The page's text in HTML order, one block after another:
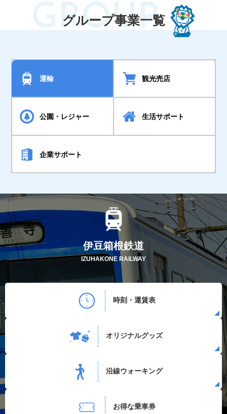
GROUP
グループ事業一覧
運輸 観光売店
公園・レジャー 生活サポート
企業サポート
時刻・運賃表
オリジナルグッズ
沿線ウォーキング
お得な乗車券
伊豆箱根鉄道
IZUHAKONE RAILWAY